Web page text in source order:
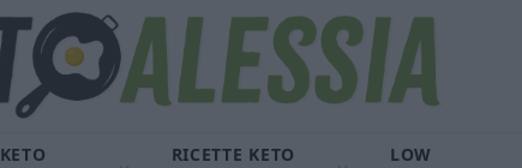
RICETTE KETO
LOW